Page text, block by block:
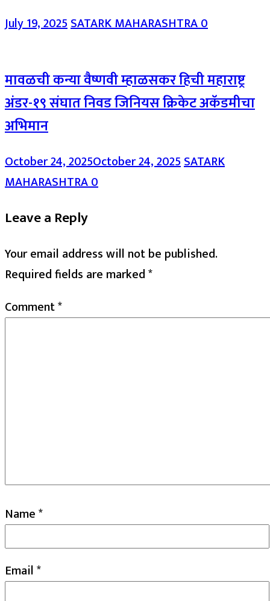
July 19, 2025SATARK MAHARASHTRA0
मावळची कन्या वैष्णवी म्हाळसकर हिची महाराष्ट्र
अंडर-१९ संघात निवड जिनियस क्रिकेट अकॅडमीचा
अभिमान
October 24, 2025October 24, 2025SATARK
MAHARASHTRA0
Leave a Reply
Your email address will not be published.
Required fields are marked*
Comment*
Name*
Email*